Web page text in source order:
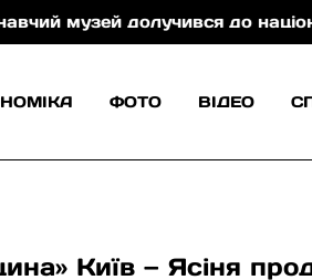
долучився до
ФОТО ВІДЕО
Київ — Ясіня